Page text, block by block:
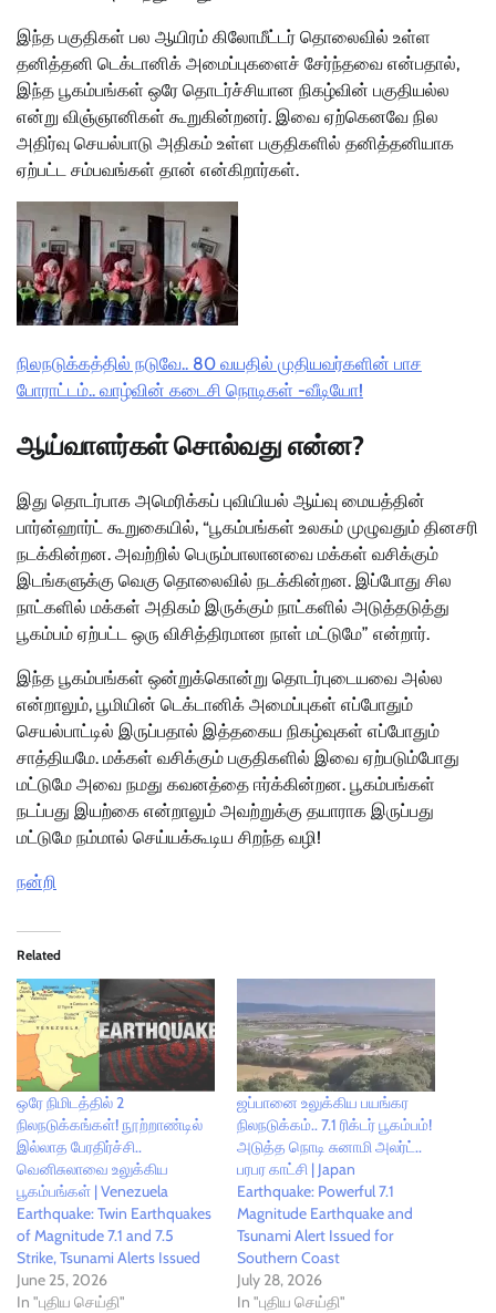
இந்த பகுதிகள் பல ஆயிரம் கிலோமீட்டர் தொலைவில் உள்ள
தனித்தனி டெக்டானிக் அமைப்புகளைச் சேர்ந்தவை என்பதால்,
இந்த பூகம்பங்கள் ஒரே தொடர்ச்சியான நிகழ்வின் பகுதியல்ல
என்று விஞ்ஞானிகள் கூறுகின்றனர். இவை ஏற்கெனவே நில
அதிர்வு செயல்பாடு அதிகம் உள்ள பகுதிகளில் தனித்தனியாக
ஏற்பட்ட சம்பவங்கள் தான் என்கிறார்கள்.
நிலநடுக்கத்தில் நடுவே.. 80 வயதில் முதியவர்களின் பாச
போராட்டம்.. வாழ்வின் கடைசி நொடிகள் -வீடியோ!
ஆய்வாளர்கள் சொல்வது என்ன?
இது தொடர்பாக அமெரிக்கப் புவியியல் ஆய்வு மையத்தின்
பார்ன்ஹார்ட் கூறுகையில், “பூகம்பங்கள் உலகம் முழுவதும் தினசரி
நடக்கின்றன. அவற்றில் பெரும்பாலானவை மக்கள் வசிக்கும்
இடங்களுக்கு வெகு தொலைவில் நடக்கின்றன. இப்போது சில
நாட்களில் மக்கள் அதிகம் இருக்கும் நாட்களில் அடுத்தடுத்து
பூகம்பம் ஏற்பட்ட ஒரு விசித்திரமான நாள் மட்டுமே” என்றார்.
இந்த பூகம்பங்கள் ஒன்றுக்கொன்று தொடர்புடையவை அல்ல
என்றாலும், பூமியின் டெக்டானிக் அமைப்புகள் எப்போதும்
செயல்பாட்டில் இருப்பதால் இத்தகைய நிகழ்வுகள் எப்போதும்
சாத்தியமே. மக்கள் வசிக்கும் பகுதிகளில் இவை ஏற்படும்போது
மட்டுமே அவை நமது கவனத்தை ஈர்க்கின்றன. பூகம்பங்கள்
நடப்பது இயற்கை என்றாலும் அவற்றுக்கு தயாராக இருப்பது
மட்டுமே நம்மால் செய்யக்கூடிய சிறந்த வழி!
நன்றி
Related
ஒரே நிமிடத்தில் 2
நிலநடுக்கங்கள்! நூற்றாண்டில்
இல்லாத பேரதிர்ச்சி..
வெனிசுலாவை உலுக்கிய
பூகம்பங்கள் | Venezuela
Earthquake: Twin Earthquakes
of Magnitude 7.1 and 7.5
Strike, Tsunami Alerts Issued
June 25, 2026
In "புதிய செய்தி"
ஜப்பானை உலுக்கிய பயங்கர
நிலநடுக்கம்.. 7.1 ரிக்டர் பூகம்பம்!
அடுத்த நொடி சுனாமி அலர்ட்..
பரபர காட்சி | Japan
Earthquake: Powerful 7.1
Magnitude Earthquake and
Tsunami Alert Issued for
Southern Coast
July 28, 2026
In "புதிய செய்தி"